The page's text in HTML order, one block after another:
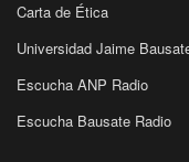
Carta de Ética
Universidad Jaime
Escucha ANP Radio
Escucha Bausate Radio